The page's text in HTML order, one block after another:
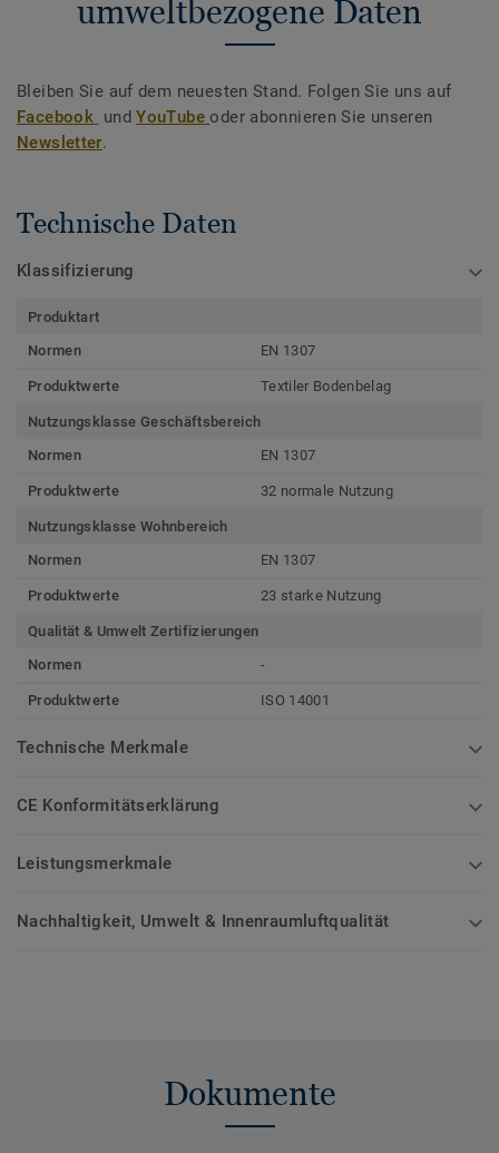
umweltbezogene Daten
Bleiben Sie auf dem neuesten Stand. Folgen Sie uns auf
Facebook undYouTubeoder abonnieren Sie unseren
Newsletter.
Technische Daten
Klassifizierung
Produktart
Normen
EN 1307
Produktwerte Textiler Bodenbelag
Nutzungsklasse Geschäftsbereich
Normen
EN 1307
Produktwerte 32 normale Nutzung
Nutzungsklasse Wohnbereich
Normen
EN 1307
Produktwerte 23 starke Nutzung
Qualität & Umwelt Zertifizierungen
Normen
-
Produktwerte ISO 14001
Technische Merkmale
CE Konformitätserklärung
Leistungsmerkmale
Nachhaltigkeit, Umwelt & Innenraumluftqualität
Dokumente